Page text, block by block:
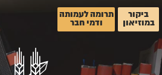
ביקור
במוזיאון
תרומה לעמותה
ודמי חבר